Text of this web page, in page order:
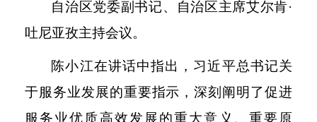
自治区党委副书记、自治区主席艾尔肯·
吐尼亚孜主持会议。
陈小江在讲话中指出，习近平总书记关
于服务业发展的重要指示，深刻阐明了促进
服务业优质高效发展的重大意义、重要原